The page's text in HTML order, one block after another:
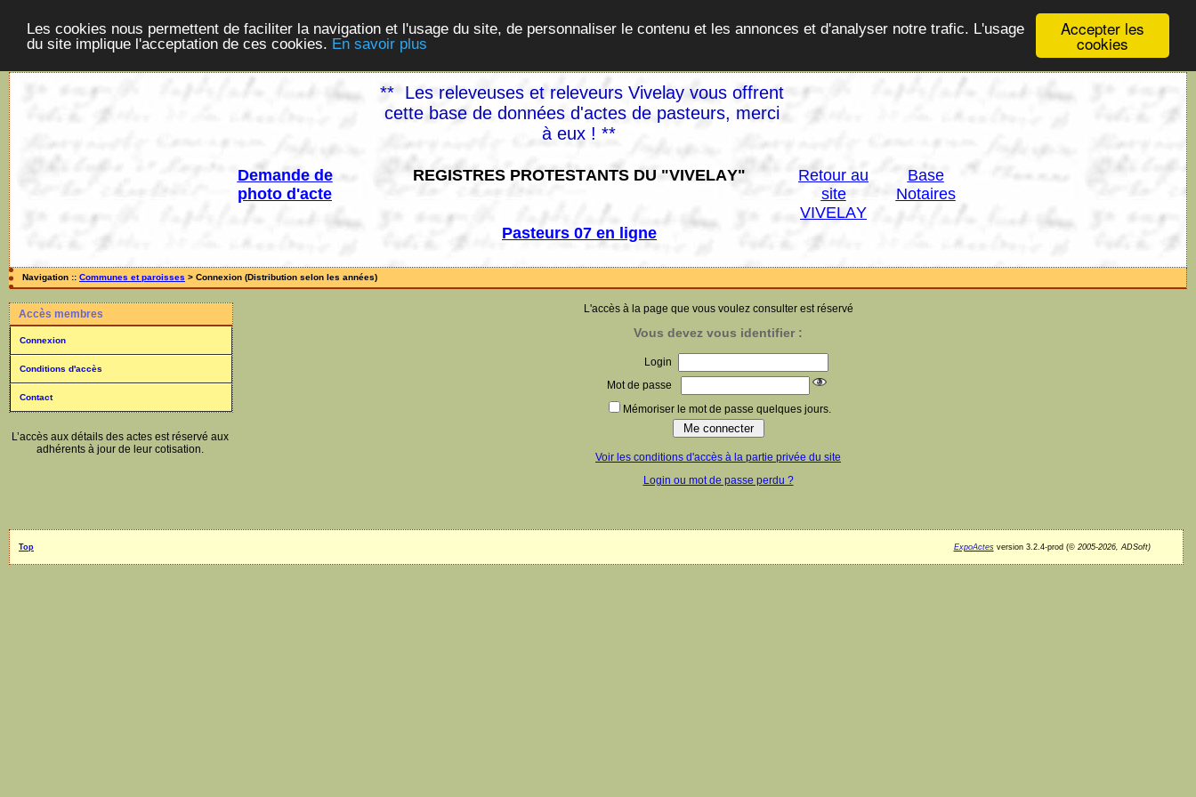
Accepter les
cookies
Les cookies nous permettent de faciliter la navigation et l'usage du site, de personnaliser le contenu et les annonces et d'analyser notre trafic. L'usage
du site implique l'acceptation de ces cookies. En savoir plus
** Les releveuses et releveurs Vivelay vous offrent
cette base de données d'actes de pasteurs, merci
à eux ! **
Demande de
photo d'acte
REGISTRES PROTESTANTS DU "VIVELAY"
Retour au
site
VIVELAY
Base
Notaires
Pasteurs 07 en ligne
Navigation :: Communes et paroisses > Connexion (Distribution selon les années)
Accès membres
Connexion
Conditions d'accès
Contact
L’accès aux détails des actes est réservé aux
adhérents à jour de leur cotisation.
L'accès à la page que vous voulez consulter est réservé
Vous devez vous identifier :
Login
Mot de passe
Mémoriser le mot de passe quelques jours.
Voir les conditions d'accès à la partie privée du site
Login ou mot de passe perdu ?
Top ExpoActesversion 3.2.4-prod (©2005-2026, ADSoft)